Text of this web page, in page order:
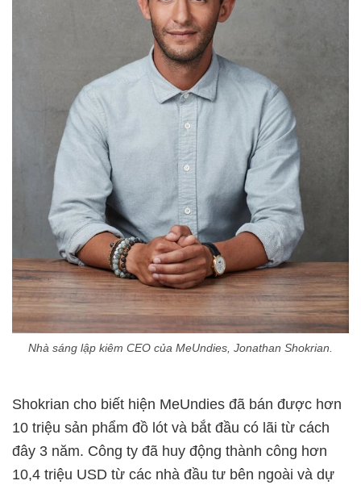
Nhà sáng lập kiêm CEO của MeUndies, Jonathan Shokrian.
Shokrian cho biết hiện MeUndies đã bán được hơn
10 triệu sản phẩm đồ lót và bắt đầu có lãi từ cách
đây 3 năm. Công ty đã huy động thành công hơn
10,4 triệu USD từ các nhà đầu tư bên ngoài và dự